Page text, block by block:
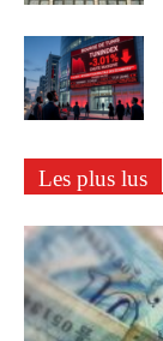
Les plus lus